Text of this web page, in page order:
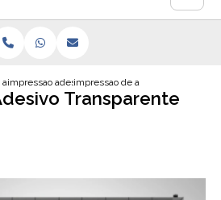
adesivos
impressao adesivo de parede
impressao de adesivo
Transparente